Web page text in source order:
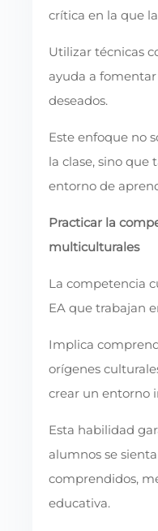
crítica en la que
Utilizar técnicas
ayuda a
deseados.
Este enfoque no
la clase, sino
entorno de
Practicar la
multiculturales
La competencia
EA que trabajan
Implica
orígenes
crear un entorno
Esta habilidad
alumnos se
comprendidos,
educativa.